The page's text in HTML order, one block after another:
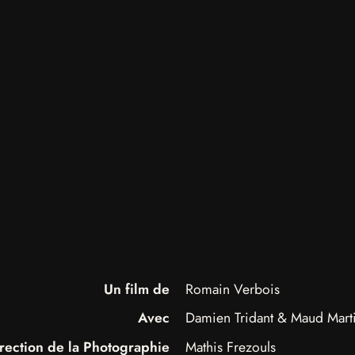
Un film de
Romain Verbois
Avec
Damien Tridant & Maud
de la Photographie
Mathis Frezouls